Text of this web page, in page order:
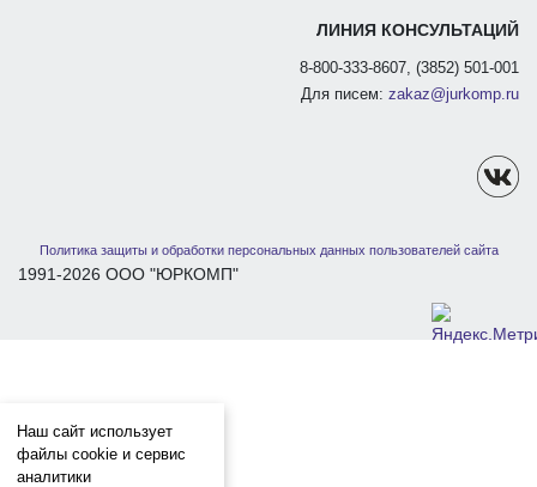
ЛИНИЯ КОНСУЛЬТАЦИЙ
8-800-333-8607, (3852) 501-001
Для писем: zakaz@jurkomp.ru
Политика защиты и обработки персональных данных пользователей сайта
1991-2026 ООО "ЮРКОМП"
Наш сайт использует
файлы cookie и сервис
аналитики